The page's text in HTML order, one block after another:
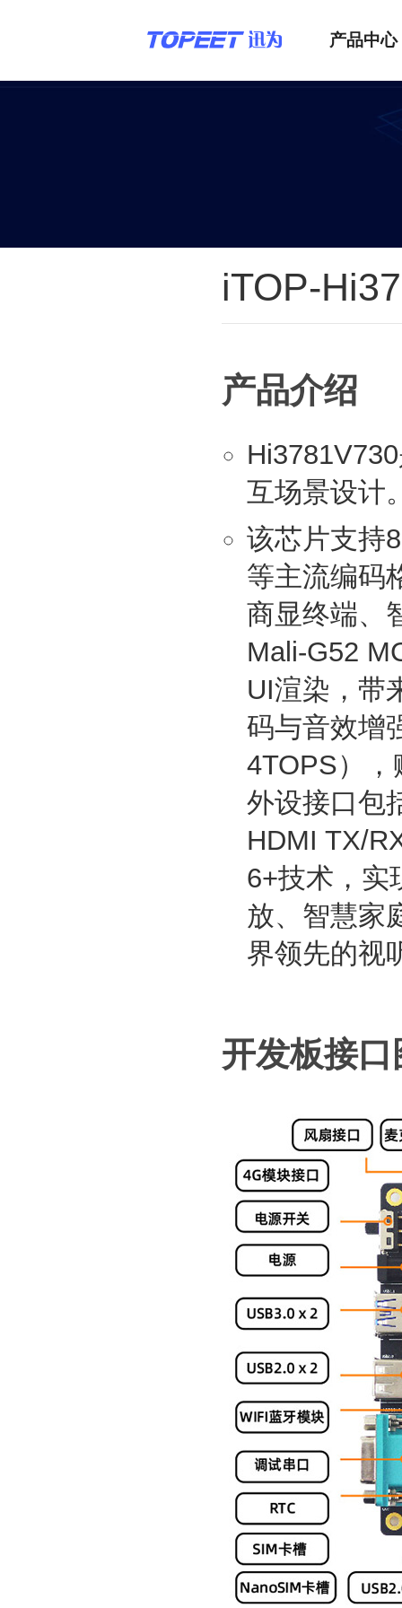
产品中心
iTOP-
产品介绍
互场景设计
该芯片支持
等主流编码
商显终端、
Mali-G52
UI渲染，带
码与音效增
4TOPS）
外设接口包
HDMI TX/
6+技术，实
放、智慧家
界领先的视
开发板接口